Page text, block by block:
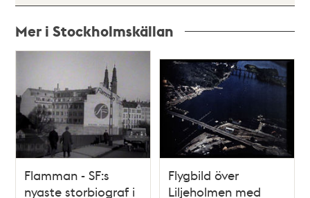
Mer i Stockholmskällan
Relaterade
och
teman
Flamman - SF:s
nyaste storbiograf i
Flygbild över
Liljeholmen med